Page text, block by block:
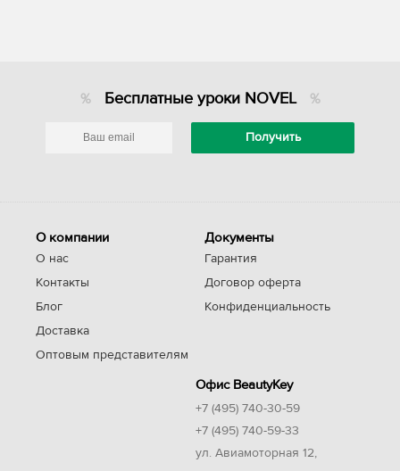
Бесплатные уроки NOVEL
О компании
О нас
Контакты
Блог
Доставка
Оптовым представителям
Документы
Гарантия
Договор оферта
Конфиденциальность
Офис BeautyKey
+7 (495) 740-30-59
+7 (495) 740-59-33
ул. Авиамоторная 12,